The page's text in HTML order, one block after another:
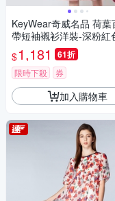
KeyWear奇威名品 荷葉
帶短袖襯衫洋裝-深粉紅
$1,181 61折
限時下殺 券
加入購物車